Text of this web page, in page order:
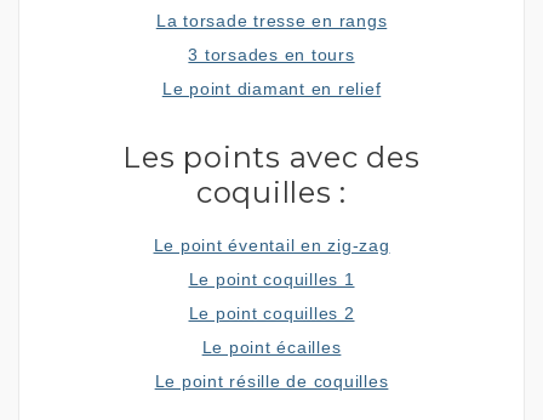
La torsade tresse en rangs
3 torsades en tours
Le point diamant en relief
Les points avec des
coquilles :
Le point éventail en zig-zag
Le point coquilles 1
Le point coquilles 2
Le point écailles
Le point résille de coquilles